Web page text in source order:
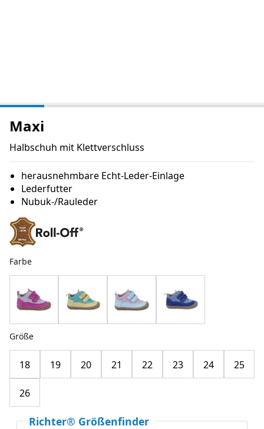
Maxi
Halbschuh mit Klettverschluss
herausnehmbare Echt-Leder-Einlage
Lederfutter
Nubuk-/Rauleder
Farbe
Größe
18 19 20 21 22 23 24 25
26
Richter® Größenfinder